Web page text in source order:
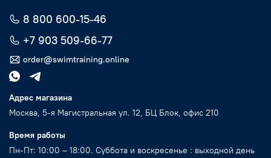
8 800 600-15-46
+7 903 509-66-77
order@swimtraining.online
Адрес магазина
Москва, 5-я Магистральная ул. 12, БЦ Блок, офис 210
Время работы
Пн-Пт: 10:00 – 18:00. Суббота и воскресенье : выходной день